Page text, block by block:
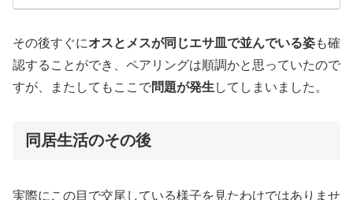
その後すぐにオスとメスが同じエサ皿で並んでいる姿も確
認することができ、ペアリングは順調かと思っていたので
すが、またしてもここで問題が発生 してしまいました。
同居生活のその後
実際にこの目で交尾している様子を見たわけではありませ